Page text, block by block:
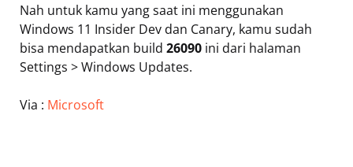
Nah untuk kamu yang saat ini menggunakan
Windows 11 Insider Dev dan Canary, kamu sudah
bisa mendapatkan build 26090 ini dari halaman
Settings > Windows Updates.
Via : Microsoft